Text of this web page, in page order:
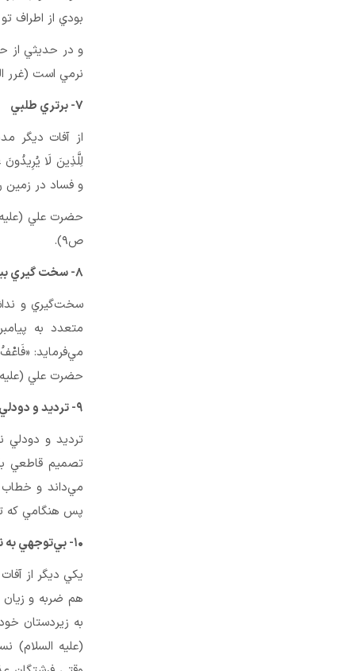
بودي از اطراف تو
و در حديثي از
نرمي است (غرر
۷- برتري طلبي
از آفات ديگر
لِلَّذِينَ لَا
و فساد در زمين
ص۹).
۸- سخت گيري بيجا
سخت‌گيري و
متعدد به
حضرت علي (علیه
۹- ترديد و دودلي
ترديد و
تصميم قاطعي
مي‌داند و خطاب
پس هنگامي كه
۱۰- بي‌توجهي به نيروهاي تحت فرمان
يكي ديگر از
هم ضربه و
به زيردستان
(علیه السلام)